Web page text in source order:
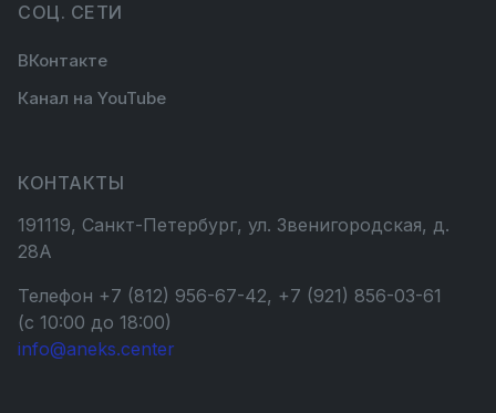
СОЦ. СЕТИ
ВКонтакте
Канал на YouTube
КОНТАКТЫ
191119, Санкт-Петербург, ул. Звенигородская, д.
28А
Телефон +7 (812) 956-67-42, +7 (921) 856-03-61
(с 10:00 до 18:00)
info@aneks.center